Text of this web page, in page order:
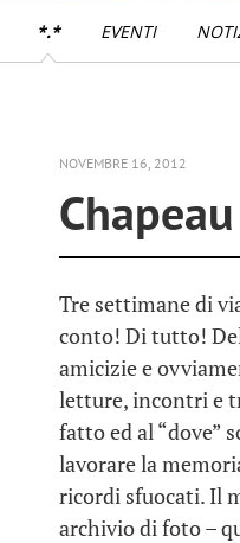
*.* EVENTI
NOVEMBRE 16, 2012
Tre settimane di
conto! Di tutto!
amicizie e
letture, incontri e
fatto ed al “dove”
lavorare la
ricordi sfuocati. Il
archivio di foto –